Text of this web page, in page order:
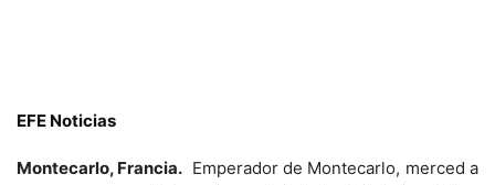
EFE Noticias
Montecarlo, Francia. Emperador de Montecarlo, merced a